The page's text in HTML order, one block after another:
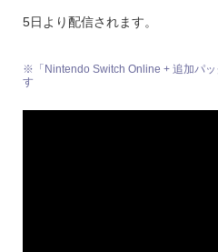
5日より配信されます。
※「Nintendo Switch Online + 追加パッ
す